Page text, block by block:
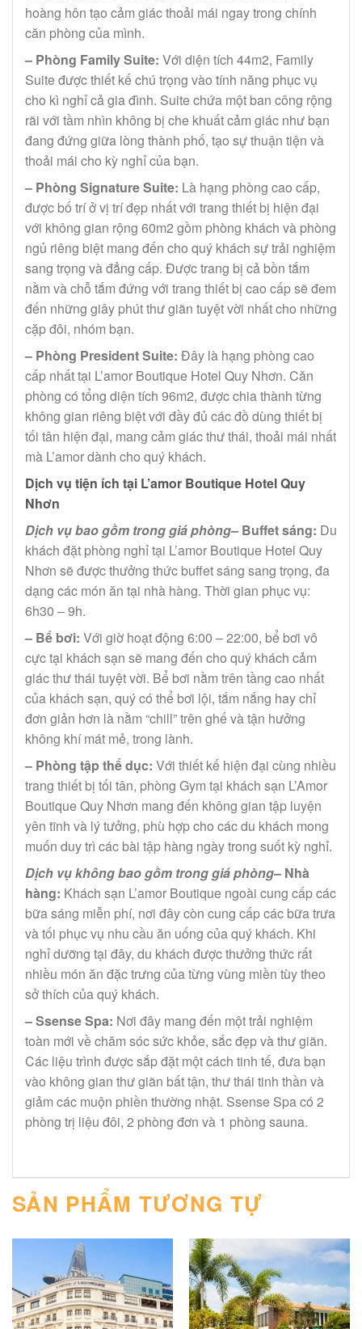
hoàng hôn tạo cảm giác thoải mái ngay trong chính
căn phòng của mình.
– Phòng Family Suite: Với diện tích 44m2, Family
Suite được thiết kế chú trọng vào tính năng phục vụ
cho kì nghỉ cả gia đình. Suite chứa một ban công rộng
rãi với tầm nhìn không bị che khuất cảm giác như bạn
đang đứng giữa lòng thành phố, tạo sự thuận tiện và
thoải mái cho kỳ nghỉ của bạn.
– Phòng Signature Suite: Là hạng phòng cao cấp,
được bố trí ở vị trí đẹp nhất với trang thiết bị hiện đại
với không gian rộng 60m2 gồm phòng khách và phòng
ngủ riêng biệt mang đến cho quý khách sự trải nghiệm
sang trọng và đẳng cấp. Được trang bị cả bồn tắm
nằm và chỗ tắm đứng với trang thiết bị cao cấp sẽ đem
đến những giây phút thư giãn tuyệt vời nhất cho những
cặp đôi, nhóm bạn.
– Phòng President Suite: Đây là hạng phòng cao
cấp nhất tại L’amor Boutique Hotel Quy Nhơn. Căn
phòng có tổng diện tích 96m2, được chia thành từng
không gian riêng biệt với đầy đủ các đồ dùng thiết bị
tối tân hiện đại, mang cảm giác thư thái, thoải mái nhất
mà L’amor dành cho quý khách.
Dịch vụ tiện ích tại L’amor Boutique Hotel Quy
Nhơn
Dịch vụ bao gồm trong giá phòng– Buffet sáng: Du
khách đặt phòng nghỉ tại L’amor Boutique Hotel Quy
Nhơn sẽ được thưởng thức buffet sáng sang trọng, đa
dạng các món ăn tại nhà hàng. Thời gian phục vụ:
6h30 – 9h.
– Bể bơi: Với giờ hoạt động 6:00 – 22:00, bể bơi vô
cực tại khách sạn sẽ mang đến cho quý khách cảm
giác thư thái tuyệt vời. Bể bơi nằm trên tầng cao nhất
của khách sạn, quý có thể bơi lội, tắm nắng hay chỉ
đơn giản hơn là nằm “chill” trên ghế và tận hưởng
không khí mát mẻ, trong lành.
– Phòng tập thể dục: Với thiết kế hiện đại cùng nhiều
trang thiết bị tối tân, phòng Gym tại khách sạn L’Amor
Boutique Quy Nhơn mang đến không gian tập luyện
yên tĩnh và lý tưởng, phù hợp cho các du khách mong
muốn duy trì các bài tập hàng ngày trong suốt kỳ nghỉ.
Dịch vụ không bao gồm trong giá phòng– Nhà
hàng: Khách sạn L’amor Boutique ngoài cung cấp các
bữa sáng miễn phí, nơi đây còn cung cấp các bữa trưa
và tối phục vụ nhu cầu ăn uống của quý khách. Khi
nghỉ dưỡng tại đây, du khách được thưởng thức rất
nhiều món ăn đặc trưng của từng vùng miền tùy theo
sở thích của quý khách.
– Ssense Spa: Nơi đây mang đến một trải nghiệm
toàn mới về chăm sóc sức khỏe, sắc đẹp và thư giãn.
Các liệu trình được sắp đặt một cách tinh tế, đưa bạn
vào không gian thư giãn bất tận, thư thái tinh thần và
giảm các muộn phiền thường nhật. Ssense Spa có 2
phòng trị liệu đôi, 2 phòng đơn và 1 phòng sauna.
SẢN PHẨM TƯƠNG TỰ